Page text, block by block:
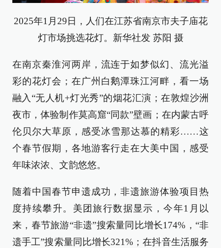
2025年1月29日，人们在江苏省南京市夫子庙花
灯市场挑选花灯。新华社发 苏阳 摄
在南京秦淮河两岸，流连于如梦似幻、流光溢
彩的花灯会；在广州白鹅潭珠江河畔，看一场
融入“无人机+灯光秀”的烟花汇演；在敦煌沙洲
夜市，体验制作莫高窟“同款”壁画；在内蒙古呼
伦贝尔大草原，感受冰雪那达慕的精彩……这
个春节假期，各地游客行走在大美中国，感受
年味浓浓、文韵悠悠。
随着中国春节申遗成功，非遗旅游体验项目热
度持续攀升。美团旅行数据显示，今年1月以
来，春节旅游“非遗”搜索量同比增长174%，“非
遗手工”搜索量同比增长321%；在抖音生活服务